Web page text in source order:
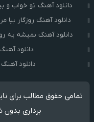
دانلود آهنگ تو خواب و
دانلود آهنگ روزگار
دانلود آهنگ نمیشه یه
دانلود
دانلود آهنگ
تمامی حقوق مطالب برای
برداری بدون